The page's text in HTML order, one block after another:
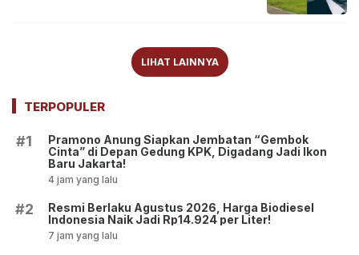
LIHAT LAINNYA
TERPOPULER
#1
Pramono Anung Siapkan Jembatan “Gembok
Cinta” di Depan Gedung KPK, Digadang Jadi Ikon
Baru Jakarta!
4 jam yang lalu
#2
Resmi Berlaku Agustus 2026, Harga Biodiesel
Indonesia Naik Jadi Rp14.924 per Liter!
7 jam yang lalu